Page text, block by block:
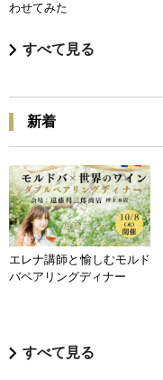
わせてみた
すべて見る
新着
エレナ講師と愉しむモルド
バペアリングディナー
すべて見る